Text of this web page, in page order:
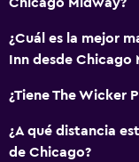
Cocina compartida
Microondas
Tetera/cafetera
Nevera
Comedor
Cocineta
¿Cuál es la mejor
Inn desde Chicago
¿Tiene The Wicker
¿A qué distancia
de Chicago?